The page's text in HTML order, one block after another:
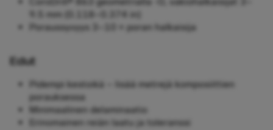
9.5 mm (0.118–0.374 in)
Poraussyvyys 3–10 × poran halkaisija
Edut
Pidempi kestoikä – lisää metrejä komposiittien
porauksessa
Minimaalinen delaminaatio
Erinomainen reiän laatu ja toleranssi